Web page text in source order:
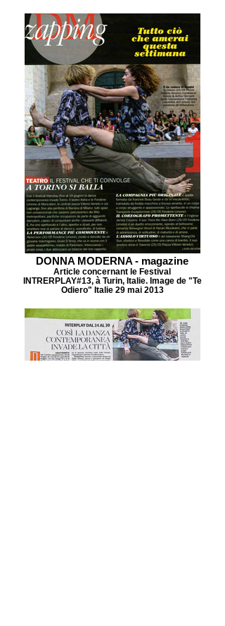
DONNA MODERNA - magazine
Article concernant le Festival
INTRERPLAY#13, à Turin, Italie. Image de "Te
Odiero" Italie 29 mai 2013